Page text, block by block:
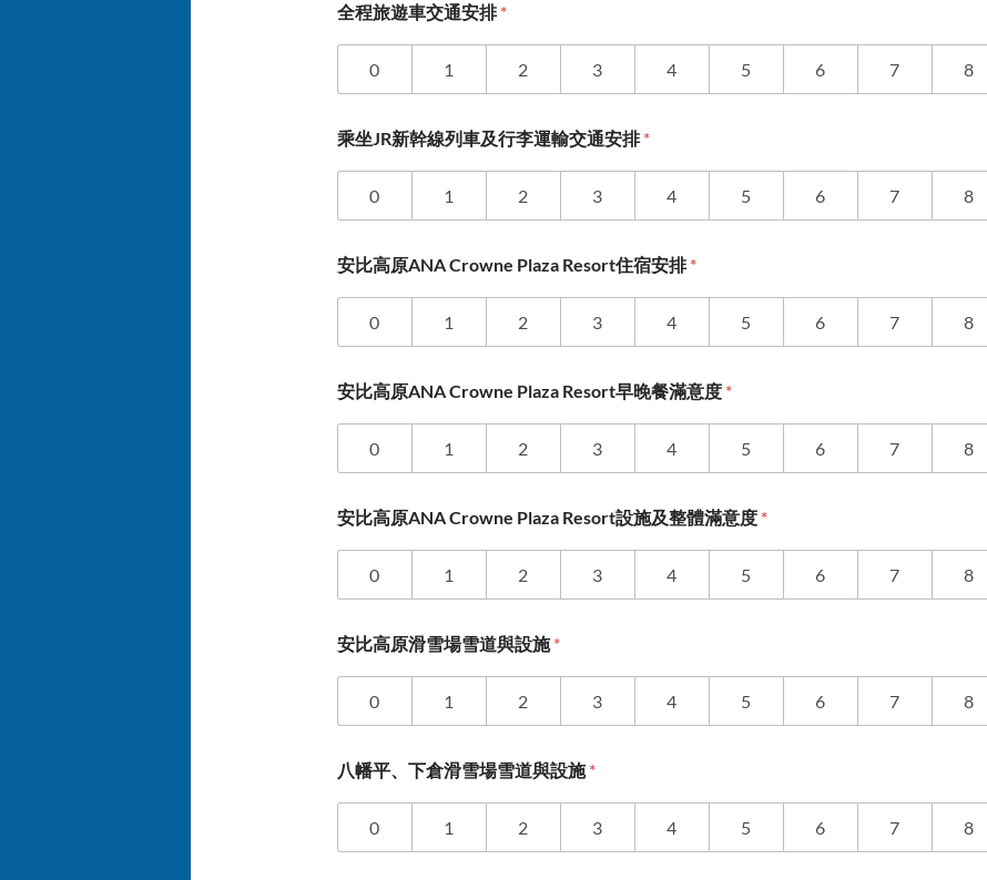
全程旅遊車交通安排*
0 1 2 3 4 5 6 7 8
乘坐JR新幹線列車及行李運輸交通安排*
0 1 2 3 4 5 6 7 8
安比高原ANA Crowne Plaza Resort住宿安排*
0 1 2 3 4 5 6 7 8
安比高原ANA Crowne Plaza Resort早晚餐滿意度 *
0 1 2 3 4 5 6 7 8
安比高原ANA Crowne Plaza Resort設施及整體滿意度 *
0 1 2 3 4 5 6 7 8
安比高原滑雪場雪道與設施*
0 1 2 3 4 5 6 7 8
八幡平、下倉滑雪場雪道與設施*
0 1 2 3 4 5 6 7 8